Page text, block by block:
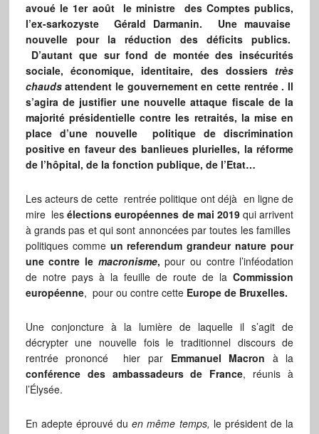
avoué le 1er août le ministre des Comptes publics,
l’ex-sarkozyste Gérald Darmanin. Une mauvaise
nouvelle pour la réduction des déficits publics.
D’autant que sur fond de montée des insécurités
sociale, économique, identitaire, des dossiers très
chaudsattendent le gouvernement en cette rentrée . Il
s’agira de justifier une nouvelle attaque fiscale de la
majorité présidentielle contre les retraités, la mise en
place d’une nouvelle politique de discrimination
positive en faveur des banlieues plurielles, la réforme
de l’hôpital, de la fonction publique, de l’Etat…
Les acteurs de cette rentrée politique ont déjà en ligne de
mire lesélections européennes de mai 2019qui arrivent
à grands pas et qui sont annoncées par toutes les familles
politiques comme un referendum grandeur nature pour
une contre le macronisme, pour ou contre l’inféodation
de notre pays à la feuille de route de laCommission
européenne, pour ou contre cette Europe de Bruxelles.
Une conjoncture à la lumière de laquelle il s’agit de
décrypter une nouvelle fois le traditionnel discours de
rentrée prononcé hier par Emmanuel Macron à la
conférence des ambassadeurs de France, réunis à
l’Élysée.
En adepte éprouvé duen même temps, le président de la